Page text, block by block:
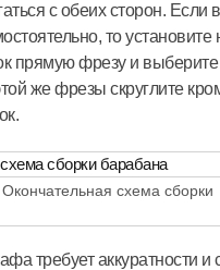
с обеих сторон. Если
то установите
прямую фрезу и
же фрезы скруглите
схема сборки
требует аккуратности и